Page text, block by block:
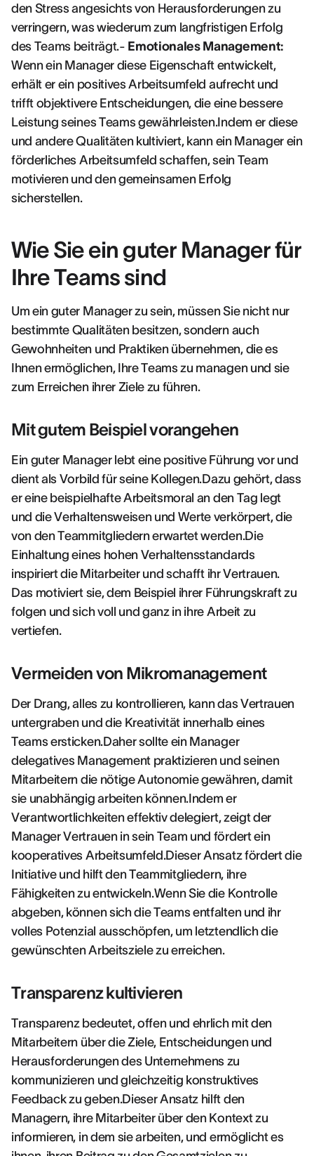
den Stress angesichts von Herausforderungen zu
verringern, was wiederum zum langfristigen Erfolg
des Teams beiträgt.- Emotionales Management:
Wenn ein Manager diese Eigenschaft entwickelt,
erhält er ein positives Arbeitsumfeld aufrecht und
trifft objektivere Entscheidungen, die eine bessere
Leistung seines Teams gewährleisten.Indem er diese
und andere Qualitäten kultiviert, kann ein Manager ein
förderliches Arbeitsumfeld schaffen, sein Team
motivieren und den gemeinsamen Erfolg
sicherstellen.
Wie Sie ein guter Manager für
Ihre Teams sind
Um ein guter Manager zu sein, müssen Sie nicht nur
bestimmte Qualitäten besitzen, sondern auch
Gewohnheiten und Praktiken übernehmen, die es
Ihnen ermöglichen, Ihre Teams zu managen und sie
zum Erreichen ihrer Ziele zu führen.
Mit gutem Beispiel vorangehen
Ein guter Manager lebt eine positive Führung vor und
dient als Vorbild für seine Kollegen.Dazu gehört, dass
er eine beispielhafte Arbeitsmoral an den Tag legt
und die Verhaltensweisen und Werte verkörpert, die
von den Teammitgliedern erwartet werden.Die
Einhaltung eines hohen Verhaltensstandards
inspiriert die Mitarbeiter und schafft ihr Vertrauen.
Das motiviert sie, dem Beispiel ihrer Führungskraft zu
folgen und sich voll und ganz in ihre Arbeit zu
vertiefen.
Vermeiden von Mikromanagement
Der Drang, alles zu kontrollieren, kann das Vertrauen
untergraben und die Kreativität innerhalb eines
Teams ersticken.Daher sollte ein Manager
delegatives Management praktizieren und seinen
Mitarbeitern die nötige Autonomie gewähren, damit
sie unabhängig arbeiten können.Indem er
Verantwortlichkeiten effektiv delegiert, zeigt der
Manager Vertrauen in sein Team und fördert ein
kooperatives Arbeitsumfeld.Dieser Ansatz fördert die
Initiative und hilft den Teammitgliedern, ihre
Fähigkeiten zu entwickeln.Wenn Sie die Kontrolle
abgeben, können sich die Teams entfalten und ihr
volles Potenzial ausschöpfen, um letztendlich die
gewünschten Arbeitsziele zu erreichen.
Transparenz kultivieren
Transparenz bedeutet, offen und ehrlich mit den
Mitarbeitern über die Ziele, Entscheidungen und
Herausforderungen des Unternehmens zu
kommunizieren und gleichzeitig konstruktives
Feedback zu geben.Dieser Ansatz hilft den
Managern, ihre Mitarbeiter über den Kontext zu
informieren, in dem sie arbeiten, und ermöglicht es